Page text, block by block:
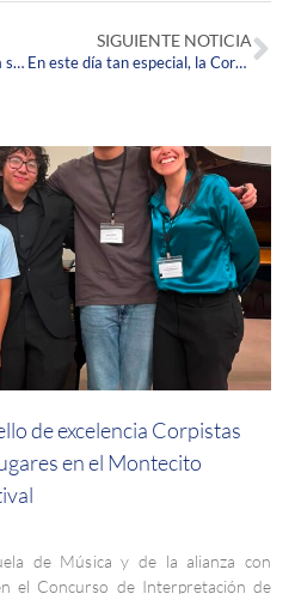
Destacada participación de la selección de Karate-Do Corpista en Torneo Virtual a nivel nacional.
SIGUIENTE NOTICIA
En este día tan especial, la Corpas desea felicitar a todas las madres.
de excelencia Corpistas
en el Montecito
de Música y de la alianza con
el Concurso de Interpretación de